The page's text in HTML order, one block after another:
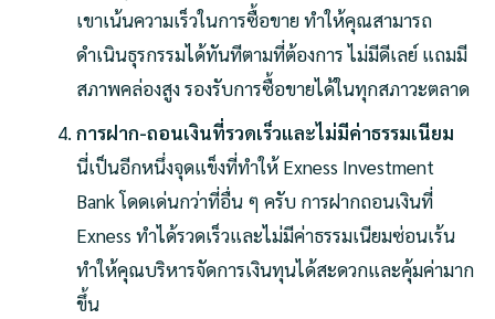
เขาเน้นความเร็วในการซื้อขาย ทำให้คุณสามารถ
ดำเนินธุรกรรมได้ทันทีตามที่ต้องการ ไม่มีดีเลย์ แถมมี
สภาพคล่องสูง รองรับการซื้อขายได้ในทุกสภาวะตลาด
การฝาก-ถอนเงินที่รวดเร็วและไม่มีค่าธรรมเนียม
นี่เป็นอีกหนึ่งจุดแข็งที่ทำให้ Exness Investment
Bank โดดเด่นกว่าที่อื่น ๆ ครับ การฝากถอนเงินที่
Exness ทำได้รวดเร็วและไม่มีค่าธรรมเนียมซ่อนเร้น
ทำให้คุณบริหารจัดการเงินทุนได้สะดวกและคุ้มค่ามาก
ขึ้น